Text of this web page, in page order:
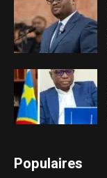
Populaires